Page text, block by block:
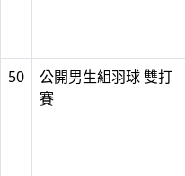
50
公開男生組羽球 雙打
賽